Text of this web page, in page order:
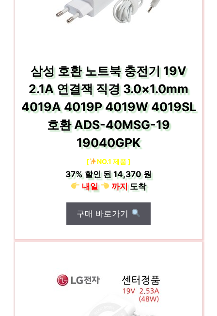
삼성 호환 노트북 충전기 19V
2.1A 연결잭 직경 3.0×1.0mm
4019A 4019P 4019W 4019SL
호환 ADS-40MSG-19
19040GPK
[ NO.1 제품 ]
37% 할인 된14,370 원
내일
까지도착
구매 바로가기